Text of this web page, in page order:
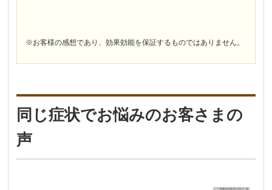
※お客様の感想であり、効果効能を保証するものではありません。
同じ症状でお悩みのお客さまの
声